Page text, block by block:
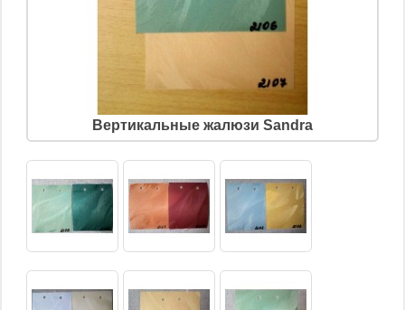
Вертикальные жалюзи Sandra